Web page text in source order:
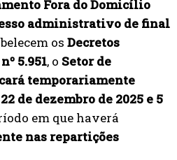
Fora do Domicílio
administrativo de final
os Decretos
5.951, o Setor de
temporariamente
de dezembro de 2025 e 5
em que haverá
nas repartições